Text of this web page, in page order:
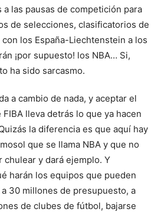
a las pausas de competición para
de selecciones, clasificatorios de
los España-Liechtenstein a los
¡por supuesto! los NBA… Si,
ha sido sarcasmo.
a cambio de nada, y aceptar el
FIBA lleva detrás lo que ya hacen
la diferencia es que aquí hay
que se llama NBA y que no
chulear y dará ejemplo. Y
harán los equipos que pueden
a 30 millones de presupuesto, a
de clubes de fútbol, bajarse